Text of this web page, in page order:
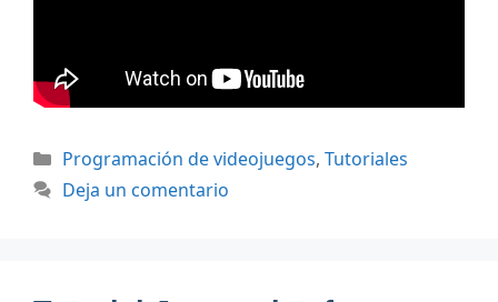
Categorías
Programación de videojuegos, Tutoriales
Deja un comentario